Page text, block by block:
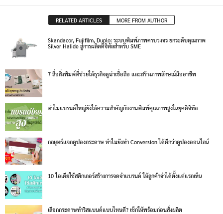
RELATED ARTICLES MORE FROM AUTHOR
Skandacor, Fujifilm, Duplo: ระบบพิมพ์ภาพครบวงจร ยกระดับคุณภาพ
Silver Halide สู่การผลิตดิจิทัลสำหรับ SME
7 สื่อสิ่งพิมพ์ที่ช่วยให้ธุรกิจดูน่าเชื่อถือ และสร้างภาพลักษณ์มืออาชีพ
ทำไมแบรนด์ใหญ่ยังให้ความสำคัญกับงานพิมพ์คุณภาพสูงในยุคดิจิทัล
กลยุทธ์แจกคูปองกระดาษ ทำไมยังทำ Conversion ได้ดีกว่าคูปองออนไลน์
10 ไอเดียใช้สติกเกอร์สร้างการจดจำแบรนด์ ให้ลูกค้าจำได้ตั้งแต่แรกเห็น
เลือกกระดาษทำริสแบนด์แบบไหนดี? เช็กให้พร้อมก่อนสั่งผลิต